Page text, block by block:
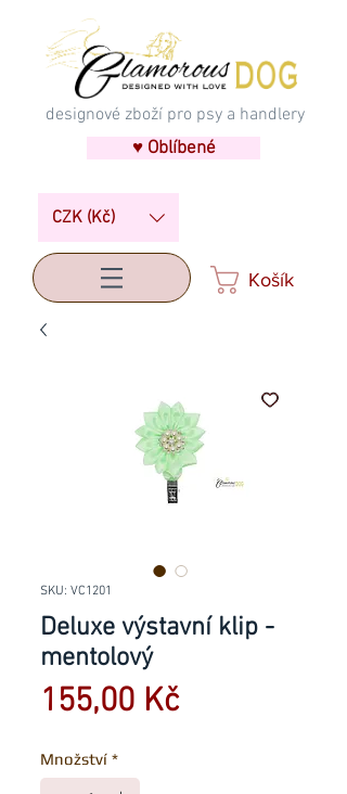
designové zboží pro psy a handlery
♥ Oblíbené
CZK (Kč)
Košík
SKU: VC1201
Deluxe výstavní klip -
mentolový
155,00 KčCena
Množství *